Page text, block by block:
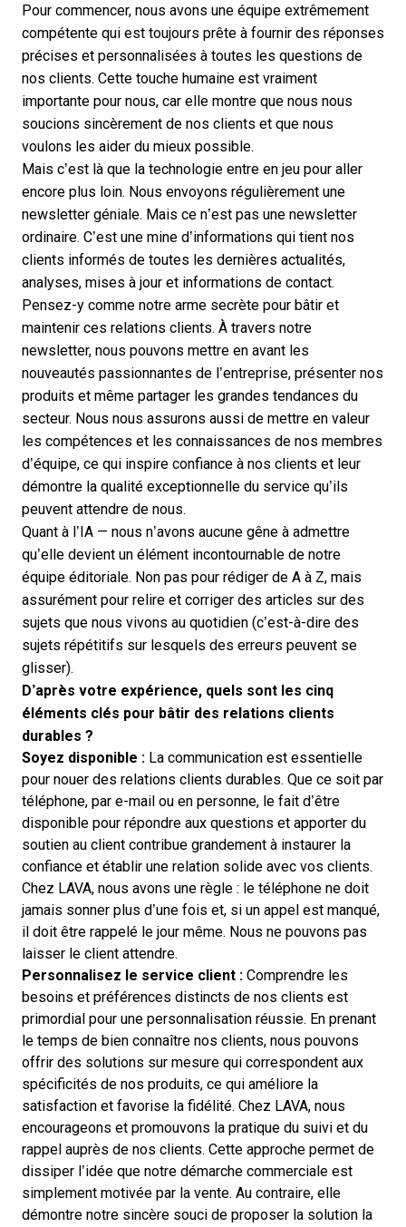
Pour commencer, nous avons une équipe extrêmement
compétente qui est toujours prête à fournir des réponses
précises et personnalisées à toutes les questions de
nos clients. Cette touche humaine est vraiment
importante pour nous, car elle montre que nous nous
soucions sincèrement de nos clients et que nous
voulons les aider du mieux possible.
Mais c’est là que la technologie entre en jeu pour aller
encore plus loin. Nous envoyons régulièrement une
newsletter géniale. Mais ce n’est pas une newsletter
ordinaire. C’est une mine d’informations qui tient nos
clients informés de toutes les dernières actualités,
analyses, mises à jour et informations de contact.
Pensez-y comme notre arme secrète pour bâtir et
maintenir ces relations clients. À travers notre
newsletter, nous pouvons mettre en avant les
nouveautés passionnantes de l’entreprise, présenter nos
produits et même partager les grandes tendances du
secteur. Nous nous assurons aussi de mettre en valeur
les compétences et les connaissances de nos membres
d’équipe, ce qui inspire confiance à nos clients et leur
démontre la qualité exceptionnelle du service qu’ils
peuvent attendre de nous.
Quant à l’IA — nous n’avons aucune gêne à admettre
qu’elle devient un élément incontournable de notre
équipe éditoriale. Non pas pour rédiger de A à Z, mais
assurément pour relire et corriger des articles sur des
sujets que nous vivons au quotidien (c’est-à-dire des
sujets répétitifs sur lesquels des erreurs peuvent se
glisser).
D’après votre expérience, quels sont les cinq
éléments clés pour bâtir des relations clients
durables ?
Soyez disponible : La communication est essentielle
pour nouer des relations clients durables. Que ce soit par
téléphone, par e-mail ou en personne, le fait d’être
disponible pour répondre aux questions et apporter du
soutien au client contribue grandement à instaurer la
confiance et établir une relation solide avec vos clients.
Chez LAVA, nous avons une règle : le téléphone ne doit
jamais sonner plus d’une fois et, si un appel est manqué,
il doit être rappelé le jour même. Nous ne pouvons pas
laisser le client attendre.
Personnalisez le service client : Comprendre les
besoins et préférences distincts de nos clients est
primordial pour une personnalisation réussie. En prenant
le temps de bien connaître nos clients, nous pouvons
offrir des solutions sur mesure qui correspondent aux
spécificités de nos produits, ce qui améliore la
satisfaction et favorise la fidélité. Chez LAVA, nous
encourageons et promouvons la pratique du suivi et du
rappel auprès de nos clients. Cette approche permet de
dissiper l’idée que notre démarche commerciale est
simplement motivée par la vente. Au contraire, elle
démontre notre sincère souci de proposer la solution la